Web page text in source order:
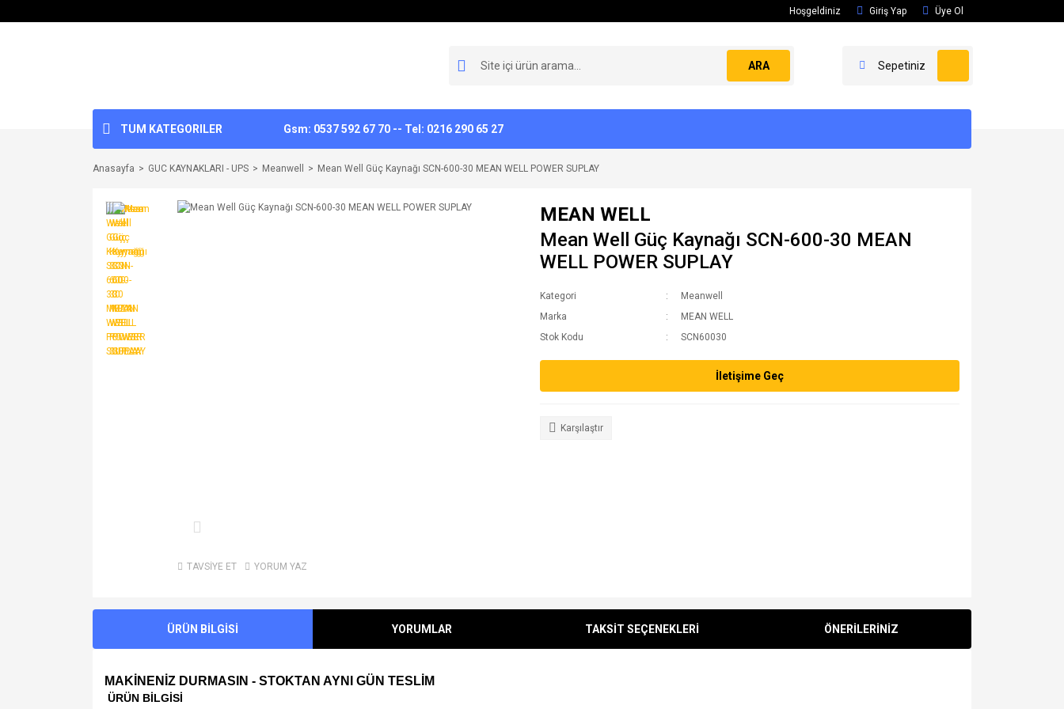
Hoşgeldiniz Giriş Yap Üye Ol
ARA Sepetiniz
TUM KATEGORILER Gsm: 0537 592 67 70 -- Tel: 0216 290 65 27
Anasayfa GUC KAYNAKLARI - UPS Meanwell Mean Well Güç Kaynağı SCN-600-30 MEAN WELL POWER SUPLAY
TAVSİYE ET YORUM YAZ
MEAN WELL
Mean Well Güç Kaynağı SCN-600-30 MEAN
WELL POWER SUPLAY
Kategori
Meanwell
Marka
MEAN WELL
Stok Kodu
SCN60030
İletişime Geç
Karşılaştır
ÜRÜN BİLGİSİ YORUMLAR TAKSİT SEÇENEKLERİ ÖNERİLERİNİZ
MAKİNENİZ DURMASIN - STOKTAN AYNI GÜN TESLİM
ÜRÜN BİLGİSİ